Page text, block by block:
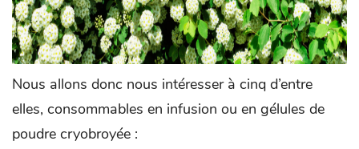
Nous allons donc nous intéresser à cinq d’entre
elles, consommables en infusion ou en gélules de
poudre cryobroyée :